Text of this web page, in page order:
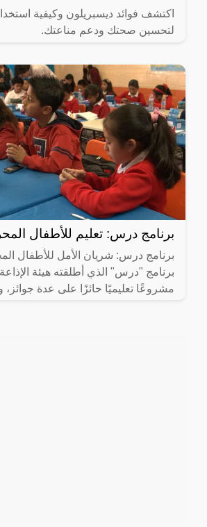
اكتشف فوائد ديسبريلون وكيفية
لتحسين صحتك ودعم مناعتك.
برنامج درس: تعليم للأطفال
برنامج درس: شريان الأمل للأطفال
مشروعًا تعليميًا حائزًا على عدة